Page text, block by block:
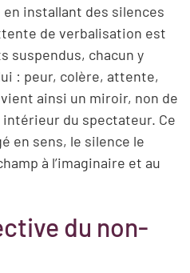
installant des silences
de verbalisation est
suspendus, chacun y
: peur, colère, attente,
ainsi un miroir, non de
intérieur du spectateur. Ce
en sens, le silence le
à l’imaginaire et au
du non-